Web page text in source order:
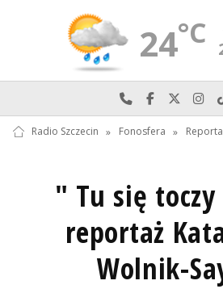
24°C
Najlepiej po
Odwiedź
Radio Szczecin » Fonosfera »
" Tu się
reportaż
Wolnik-